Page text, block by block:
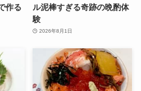
作る
ル泥棒すぎる奇跡の晩酌体
験
2026年8月1日